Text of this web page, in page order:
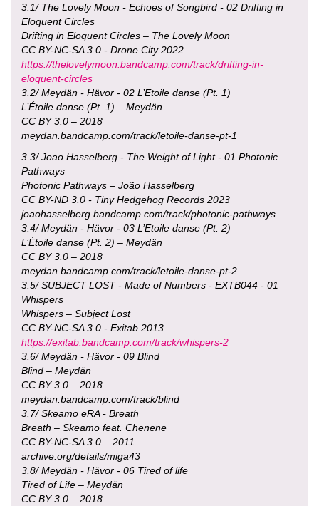
3.1/ The Lovely Moon - Echoes of Songbird - 02 Drifting in
Eloquent Circles
Drifting in Eloquent Circles – The Lovely Moon
CC BY-NC-SA 3.0 - Drone City 2022
https://thelovelymoon.bandcamp.com/track/drifting-in-
eloquent-circles
3.2/ Meydän - Hävor - 02 L’Etoile danse (Pt. 1)
L’Étoile danse (Pt. 1) – Meydän
CC BY 3.0 – 2018
meydan.bandcamp.com/track/letoile-danse-pt-1
3.3/ Joao Hasselberg - The Weight of Light - 01 Photonic
Pathways
Photonic Pathways – João Hasselberg
CC BY-ND 3.0 - Tiny Hedgehog Records 2023
joaohasselberg.bandcamp.com/track/photonic-pathways
3.4/ Meydän - Hävor - 03 L’Etoile danse (Pt. 2)
L’Étoile danse (Pt. 2) – Meydän
CC BY 3.0 – 2018
meydan.bandcamp.com/track/letoile-danse-pt-2
3.5/ SUBJECT LOST - Made of Numbers - EXTB044 - 01
Whispers
Whispers – Subject Lost
CC BY-NC-SA 3.0 - Exitab 2013
https://exitab.bandcamp.com/track/whispers-2
3.6/ Meydän - Hävor - 09 Blind
Blind – Meydän
CC BY 3.0 – 2018
meydan.bandcamp.com/track/blind
3.7/ Skeamo eRA - Breath
Breath – Skeamo feat. Chenene
CC BY-NC-SA 3.0 – 2011
archive.org/details/miga43
3.8/ Meydän - Hävor - 06 Tired of life
Tired of Life – Meydän
CC BY 3.0 – 2018